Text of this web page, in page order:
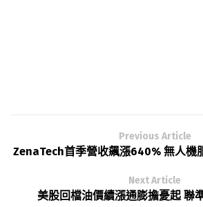
Previous Article
ZenaTech首季營收飆漲640% 無人機
Next Article
美股回檔油價續漲通膨擔憂起 聯